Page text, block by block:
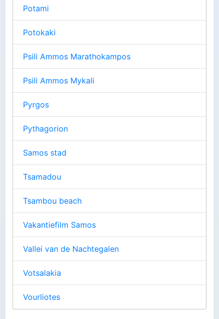
Potami
Potokaki
Psili Ammos Marathokampos
Psili Ammos Mykali
Pyrgos
Pythagorion
Samos stad
Tsamadou
Tsambou beach
Vakantiefilm Samos
Vallei van de Nachtegalen
Votsalakia
Vourliotes